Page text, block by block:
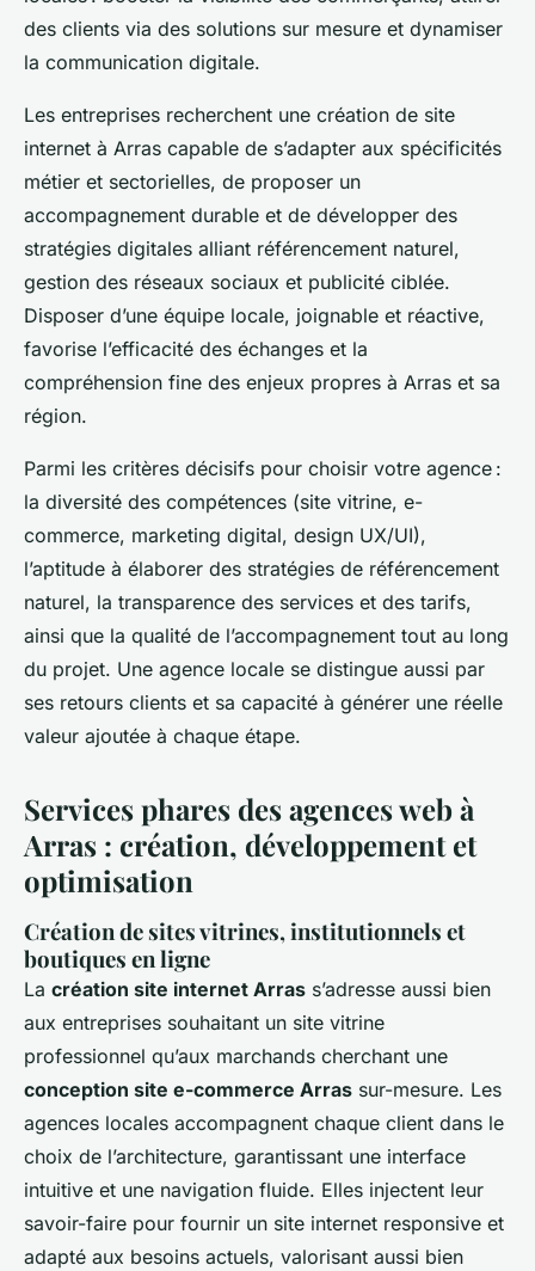
des clients via des solutions sur mesure et dynamiser
la communication digitale.
Les entreprises recherchent une création de site
internet à Arras capable de s’adapter aux spécificités
métier et sectorielles, de proposer un
accompagnement durable et de développer des
stratégies digitales alliant référencement naturel,
gestion des réseaux sociaux et publicité ciblée.
Disposer d’une équipe locale, joignable et réactive,
favorise l’efficacité des échanges et la
compréhension fine des enjeux propres à Arras et sa
région.
Parmi les critères décisifs pour choisir votre agence :
la diversité des compétences (site vitrine, e-
commerce, marketing digital, design UX/UI),
l’aptitude à élaborer des stratégies de référencement
naturel, la transparence des services et des tarifs,
ainsi que la qualité de l’accompagnement tout au long
du projet. Une agence locale se distingue aussi par
ses retours clients et sa capacité à générer une réelle
valeur ajoutée à chaque étape.
Services phares des agences web à
Arras : création, développement et
optimisation
Création de sites vitrines, institutionnels et
boutiques en ligne
La création site internet Arras s’adresse aussi bien
aux entreprises souhaitant un site vitrine
professionnel qu’aux marchands cherchant une
conception site e-commerce Arras sur-mesure. Les
agences locales accompagnent chaque client dans le
choix de l’architecture, garantissant une interface
intuitive et une navigation fluide. Elles injectent leur
savoir-faire pour fournir un site internet responsive et
adapté aux besoins actuels, valorisant aussi bien